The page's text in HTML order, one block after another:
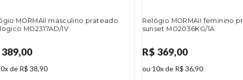
MORMAII masculino prateado
MO2317AD/1V
389,00
de R$ 38,90
Relógio MORMAII feminino
sunset MO2036KG/1A
R$ 369,00
ou 10x de R$ 36,90